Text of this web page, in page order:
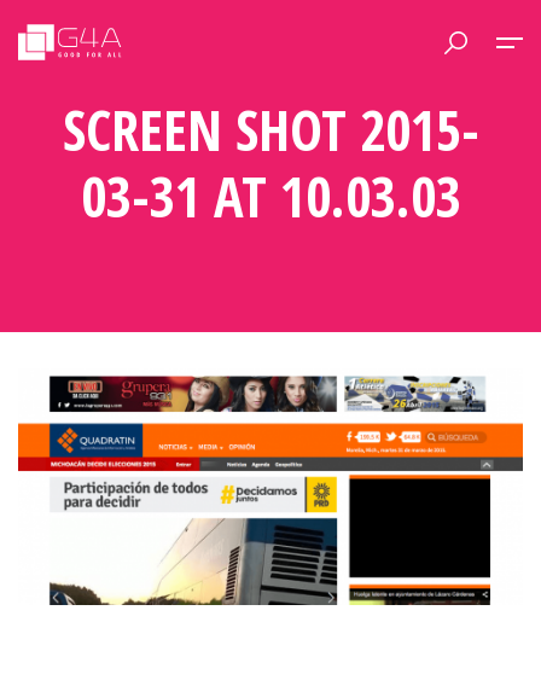
SCREEN SHOT 2015-
03-31 AT 10.03.03